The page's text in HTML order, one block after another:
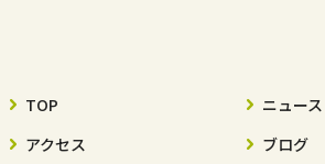
TOP
アクセス
ニュース
ブログ